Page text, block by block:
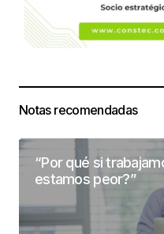
Notas recomendadas
“Por qué si
estamos peor?”